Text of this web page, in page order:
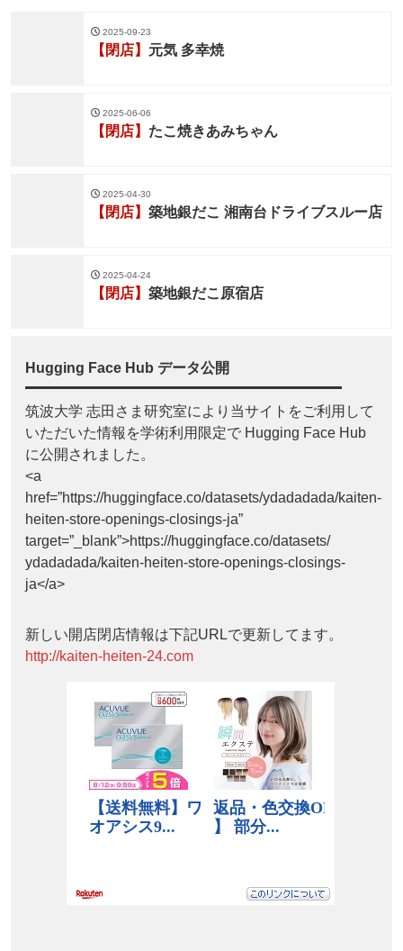
2025-09-23
【閉店】 元気 多幸焼
2025-06-06
【閉店】 たこ焼きあみちゃん
2025-04-30
【閉店】 築地銀だこ 湘南台ドライブスルー店
2025-04-24
【閉店】 築地銀だこ原宿店
Hugging Face Hub データ公開
筑波大学 志田さま研究室により当サイトをご利用して
いただいた情報を学術利用限定で Hugging Face Hub
に公開されました。
<a
href=”https://huggingface.co/datasets/ydadadada/kaiten-
heiten-store-openings-closings-ja”
target=”_blank”>https://huggingface.co/datasets/
ydadadada/kaiten-heiten-store-openings-closings-
ja</a>
新しい開店閉店情報は下記URLで更新してます。
http://kaiten-heiten-24.com